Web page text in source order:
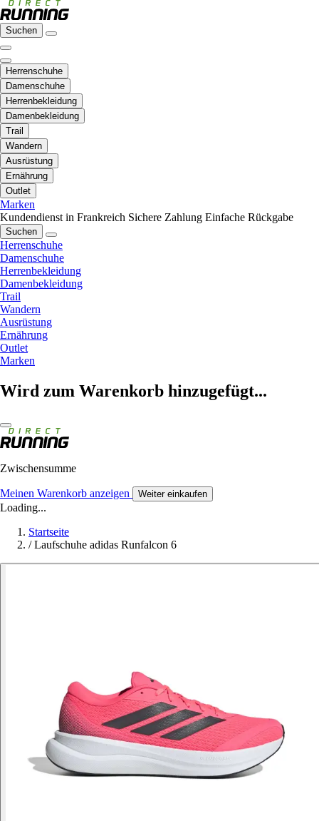
Suchen
Herrenschuhe
Damenschuhe
Herrenbekleidung
Damenbekleidung
Trail
Wandern
Ausrüstung
Ernährung
Outlet
Marken
Kundendienst in Frankreich Sichere Zahlung Einfache Rückgabe
Suchen
Herrenschuhe
Damenschuhe
Herrenbekleidung
Damenbekleidung
Trail
Wandern
Ausrüstung
Ernährung
Outlet
Marken
Wird zum Warenkorb hinzugefügt...
Zwischensumme
Meinen Warenkorb anzeigen Weiter einkaufen
Loading...
Startseite
/ Laufschuhe adidas Runfalcon 6